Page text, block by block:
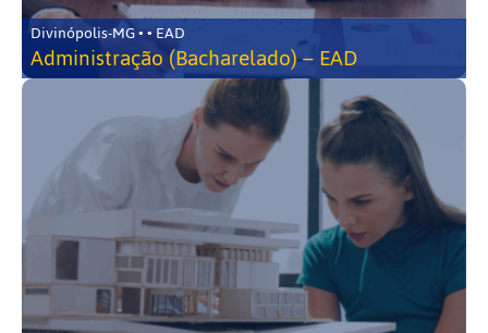
Divinópolis-MG • • EAD
Administração (Bacharelado) – EAD